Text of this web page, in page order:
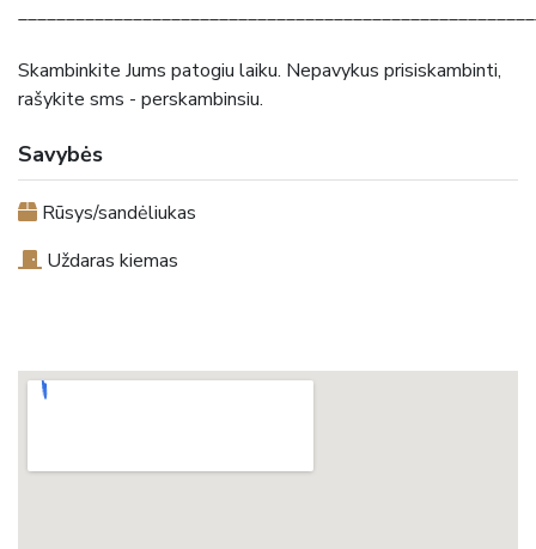
Skambinkite Jums patogiu laiku. Nepavykus prisiskambinti,
rašykite sms - perskambinsiu.
Savybės
Rūsys/sandėliukas
Uždaras kiemas